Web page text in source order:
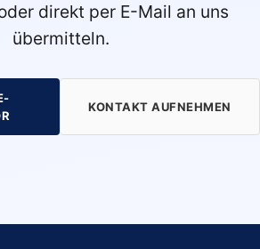
direkt per E-Mail an uns
übermitteln.
KONTAKT AUFNEHMEN